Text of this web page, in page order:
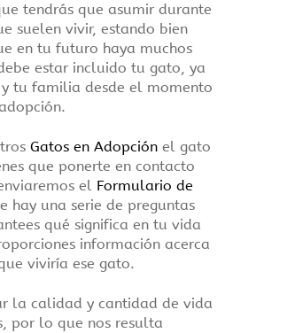
tendrás que asumir durante
suelen vivir, estando bien
en tu futuro haya muchos
estar incluido tu gato, ya
tu familia desde el momento
Gatos en Adopción el gato
que ponerte en contacto
el Formulario de
hay una serie de preguntas
qué significa en tu vida
información acerca
viviría ese gato.
la calidad y cantidad de vida
por lo que nos resulta